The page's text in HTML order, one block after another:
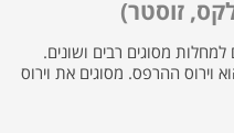
זוסטר)
למחלות מסוגים רבים ושונים.
וירוס ההרפס. מסוגים את וירוס